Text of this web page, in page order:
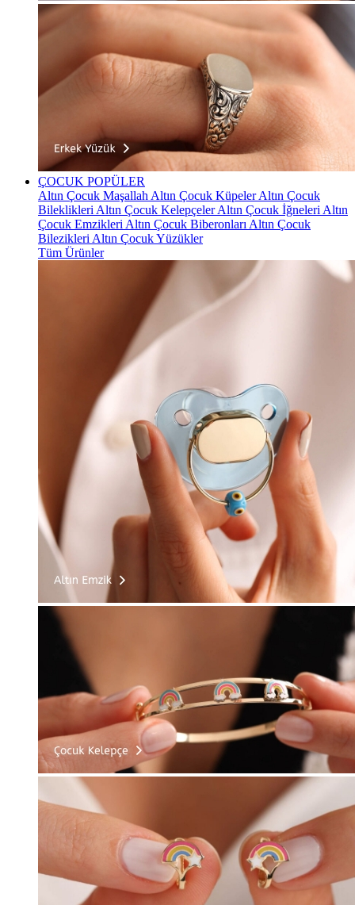
ÇOCUK POPÜLER
Altın Çocuk Maşallah Altın Çocuk KüpelerAltın Çocuk
Bileklikleri Altın Çocuk KelepçelerAltın Çocuk İğneleri Altın
Çocuk Emzikleri Altın Çocuk Biberonları Altın Çocuk
Bilezikleri Altın Çocuk Yüzükler
Tüm Ürünler